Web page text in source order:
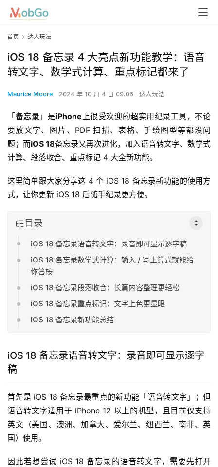
首页 达人玩法
iOS 18 备忘录 4 大亮点新功能教学：语音
转文字、数学式计算、重点标记都来了
Maurice Moore 2024 年 10 月 4 日 09:06 达人玩法
「备忘录 」是iPhone上很受欢迎的超实用纪录工具，不论
要放文字、图片、PDF 扫描、表格、手绘图型等都没问
题；而iOS 18备忘录又再次进化，加入语音转文字、数学式
计算、段落收合、重点标记 4 大全新功能。
这里简单跟大家分享这 4 个 iOS 18 备忘录新功能的使用方
式，让你更新 iOS 18 后随手纪录更方便。
目录
iOS 18 备忘录语音转文字：录音即可显示逐字稿
iOS 18 备忘录数学式计算：输入 / 写上算式就能给
你答桉
iOS 18 备忘录段落收合：长篇内容整理更轻松
iOS 18 备忘录重点标记：文字上色更显眼
iOS 18 备忘录新功能总结
iOS 18 备忘录语音转文字：录音即可显示逐字
稿
首先是 iOS 18 备忘录最重点的新功能「语音转文字」；但
语音转文字适用于 iPhone 12 以上的机型，且目前仅支持
英文（美国、澳洲、加拿大、爱尔兰、纽西兰、南非、英
国）使用。
因此若想尝试 iOS 18 备忘录的语音转文字，需要先打开